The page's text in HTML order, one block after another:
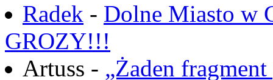
Radek - Dolne Miasto w
GROZY!!!
Artuss - „Żaden